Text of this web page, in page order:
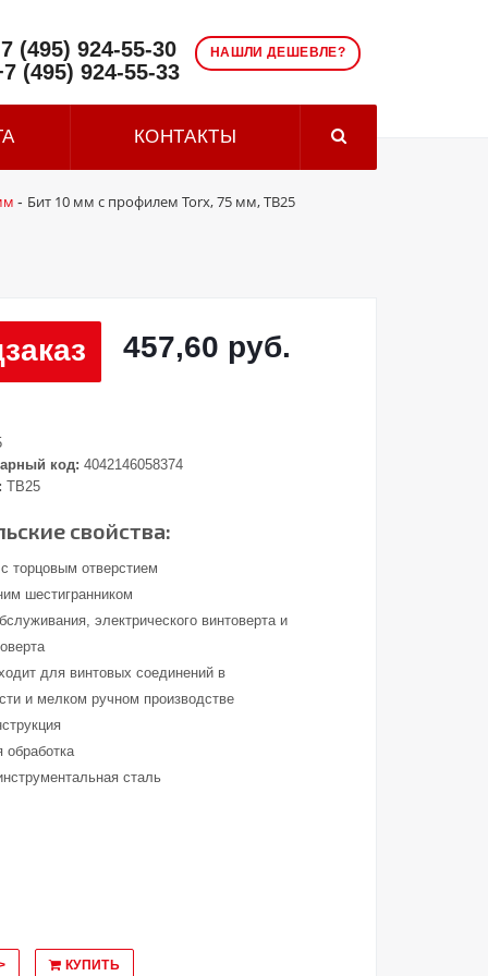
НАШЛИ ДЕШЕВЛЕ?
(495) 924-55-30
(495) 924-55-33
КОНТАКТЫ
- Бит 10 мм с профилем Torx, 75 мм, ТВ25
457,60 руб.
код: 4042146058374
TB25
свойства:
торцовым отверстием
шестигранником
электрического винтоверта и
для винтовых соединений в
и мелком ручном производстве
обработка
сталь
КУПИТЬ